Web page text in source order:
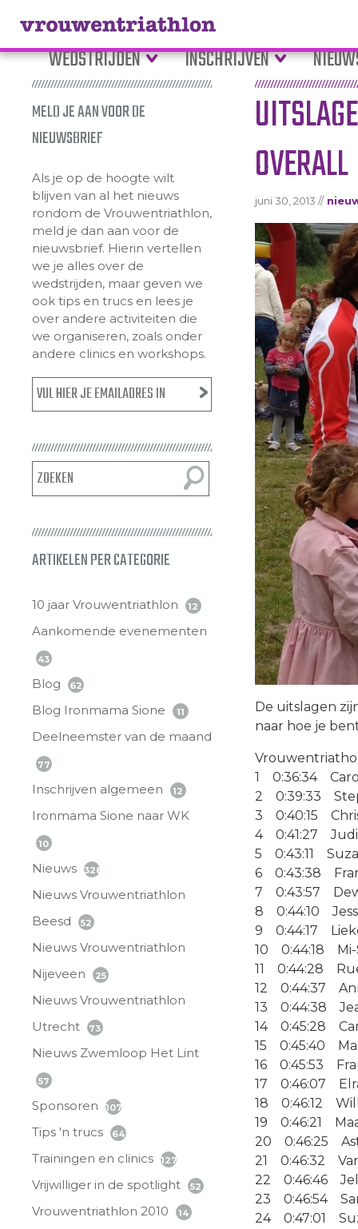
WEDSTRIJDEN INSCHRIJVEN
MELD JE AAN VOOR DE
NIEUWSBRIEF
Als je op de hoogte wilt
blijven van al het nieuws
rondom de Vrouwentriathlon,
meld je dan aan voor de
nieuwsbrief. Hierin vertellen
we je alles over de
wedstrijden, maar geven we
ook tips en trucs en lees je
over andere activiteiten die
we organiseren, zoals onder
andere clinics en workshops.
ARTIKELEN PER CATEGORIE
10 jaar Vrouwentriathlon 12
Aankomende evenementen
43
Blog 62
Blog Ironmama Sione 11
Deelneemster van de maand
77
Inschrijven algemeen 12
Ironmama Sione naar WK
10
Nieuws 328
Nieuws Vrouwentriathlon
Beesd
52
Nieuws Vrouwentriathlon
Nijeveen
25
Nieuws Vrouwentriathlon
Utrecht
73
Nieuws Zwemloop Het Lint
57
Sponsoren 107
Tips 'n trucs 64
Trainingen en clinics 127
Vrijwilliger in de spotlight 52
Vrouwentriathlon 2010 14
OVERALL
juni 30, 2013 //
De uitslagen
naar hoe je
1 0:36:34
2 0:39:33
3 0:40:15
4 0:41:27
5 0:43:11
6 0:43:38
7 0:43:57
8 0:44:10
9 0:44:17
10 0:44:18 Mi-
11 0:44:28
12 0:44:37
13 0:44:38
14 0:45:28
15 0:45:40
16 0:45:53
17 0:46:07
18 0:46:12
19 0:46:21
20 0:46:25
21 0:46:32
22 0:46:46
23 0:46:54
24 0:47:01